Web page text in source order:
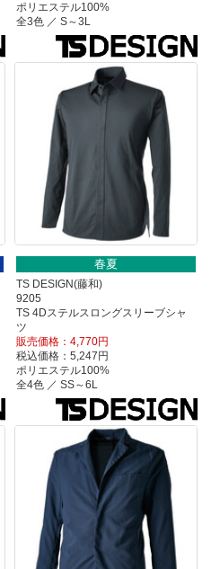
ポリエステル100%
全3色 ／ S～3L
春夏
TS DESIGN(藤和)
9205
TS 4Dステルスロングスリーブシャ
ツ
販売価格：4,770円
税込価格：5,247円
ポリエステル100%
全4色 ／ SS～6L